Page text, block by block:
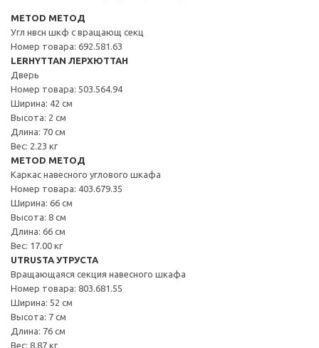
METOD МЕТОД
Угл нвсн шкф с вращающ секц
Номер товара: 692.581.63
LERHYTTAN ЛЕРХЮТТАН
Дверь
Номер товара: 503.564.94
Ширина: 42 см
Высота: 2 см
Длина: 70 см
Вес: 2.23 кг
METOD МЕТОД
Каркас навесного углового шкафа
Номер товара: 403.679.35
Ширина: 66 см
Высота: 8 см
Длина: 66 см
Вес: 17.00 кг
UTRUSTA УТРУСТА
Вращающаяся секция навесного шкафа
Номер товара: 803.681.55
Ширина: 52 см
Высота: 7 см
Длина: 76 см
Вес: 8.87 кг